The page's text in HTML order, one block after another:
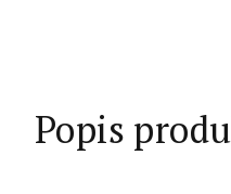
Popis